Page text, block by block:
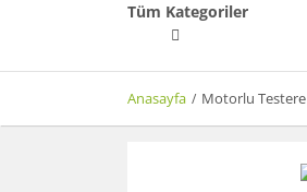
Tüm Kategoriler
Anasayfa Motorlu Testere